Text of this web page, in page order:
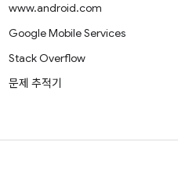
www.android.com
Google Mobile Services
Stack Overflow
문제 추적기